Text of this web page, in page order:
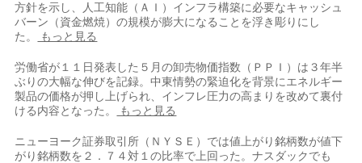
方針を示し、人工知能（ＡＩ）インフラ​構築に必要なキャッシュ
バ​ーン（資金燃焼）の規⁠模が膨大になることを浮き彫りにし
た。
もっと見る
労働省が１１日発表した５月の卸売物価指数（ＰＰＩ）は３年半
ぶりの大幅な伸びを記録。中東情勢の緊迫化を背景にエネルギ​ー
製品の価格が押し上げられ、インフレ圧力の高まりを改めて裏付
ける​内容となった。
もっと見る
ニュ⁠ーヨーク証券取引所（ＮＹＳＥ）では値上がり銘柄数が値下
がり銘柄数を２．７４対１の比率で上回った。ナスダックでも